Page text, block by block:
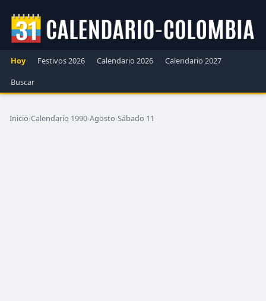
Hoy Festivos 2026 Calendario 2026
Calendario 2027
Buscar
Inicio›Calendario 1990›Agosto›Sábado 11